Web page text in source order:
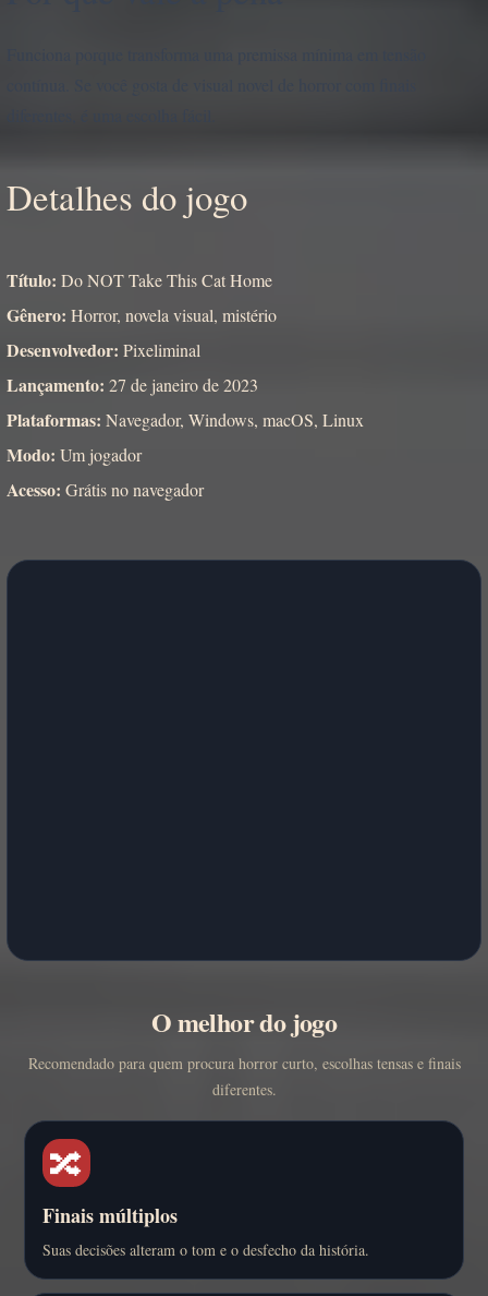
Detalhes do jogo
Título: Do NOT Take This Cat Home
Gênero: Horror, novela visual, mistério
Desenvolvedor: Pixeliminal
Lançamento: 27 de janeiro de 2023
Plataformas: Navegador, Windows, macOS, Linux
Modo: Um jogador
Acesso: Grátis no navegador
O melhor do jogo
Recomendado para quem procura horror curto, escolhas tensas e finais
diferentes.
🔀
Finais múltiplos
Suas decisões alteram o tom e o desfecho da história.